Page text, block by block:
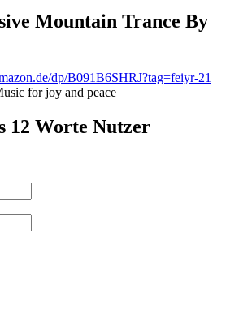
Mountain Trance By
for joy and peace
12 Worte Nutzer